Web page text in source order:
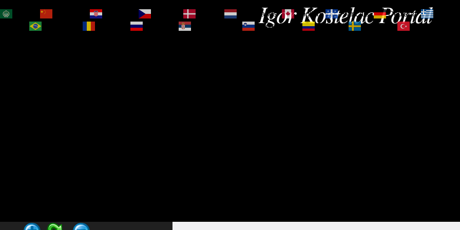
Igor Kostelac Portal
Nederlands English Français Deutsch
Slovenščina Español Svenska Türkçe